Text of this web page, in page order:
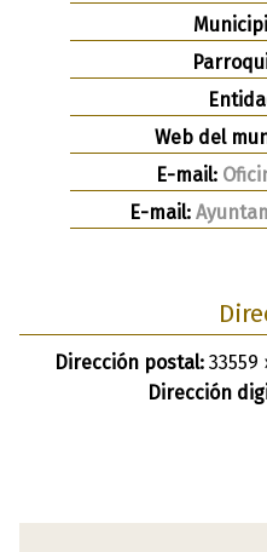
Web del
E-mail:
E-mail:
Dirección postal:33559
Dirección